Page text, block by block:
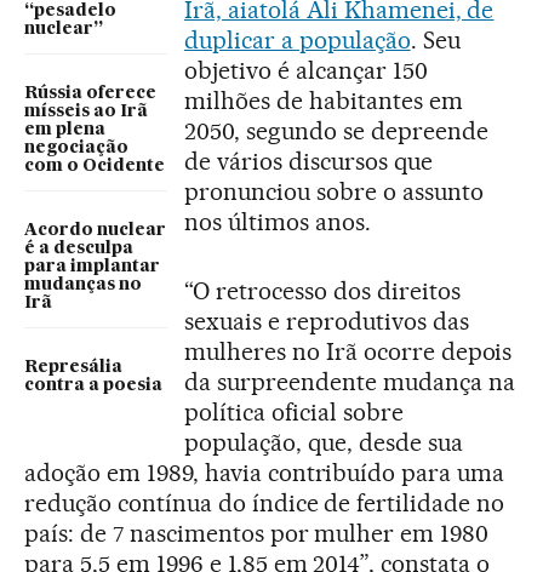
“pesadelo
nuclear”
Rússia oferece
mísseis ao Irã
em plena
negociação
com o Ocidente
Acordo nuclear
é a desculpa
para implantar
mudanças no
Irã
Represália
contra a poesia
Irã, aiatolá Ali Khamenei, de
duplicar a população. Seu
objetivo é alcançar 150
milhões de habitantes em
2050, segundo se depreende
de vários discursos que
pronunciou sobre o assunto
nos últimos anos.
“O retrocesso dos direitos
sexuais e reprodutivos das
mulheres no Irã ocorre depois
da surpreendente mudança na
política oficial sobre
população, que, desde sua
adoção em 1989, havia contribuído para uma
redução contínua do índice de fertilidade no
país: de 7 nascimentos por mulher em 1980
para 5,5 em 1996 e 1,85 em 2014”, constata o